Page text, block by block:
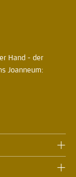
Hand - der
Joanneum: